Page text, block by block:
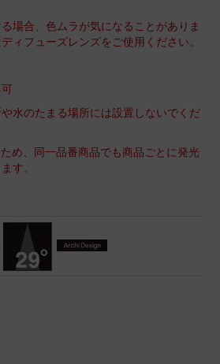
場合、色ムラが気になることがありま
ィフューズレンズをご使用ください。
水のたまる場所には設置しないでくだ
め、同一品番商品でも商品ごとに発光
す。